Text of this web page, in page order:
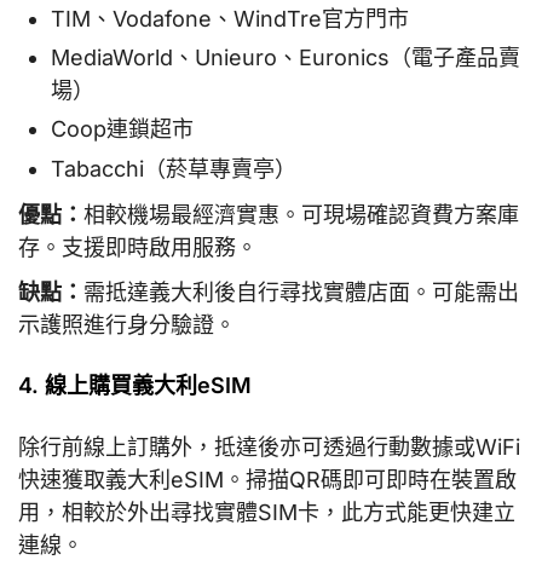
TIM、Vodafone、WindTre官方門市
MediaWorld、Unieuro、Euronics（電子產品賣
場）
Coop連鎖超市
Tabacchi（菸草專賣亭）
優點： 相較機場最經濟實惠。可現場確認資費方案庫
存。支援即時啟用服務。
缺點： 需抵達義大利後自行尋找實體店面。可能需出
示護照進行身分驗證。
4. 線上購買義大利eSIM
除行前線上訂購外，抵達後亦可透過行動數據或WiFi
快速獲取義大利eSIM。掃描QR碼即可即時在裝置啟
用，相較於外出尋找實體SIM卡，此方式能更快建立
連線。